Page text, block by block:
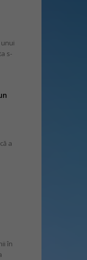
s-
a
în